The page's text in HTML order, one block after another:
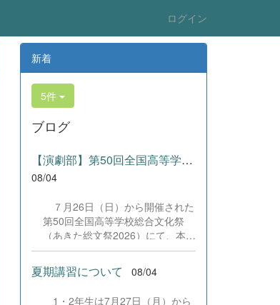
ログイン
新着
5件
ブログ
【演劇部】第50回全国高等学校総合文化祭にて受賞!
08/04
７月26日（日）から開催された
第50回全国高等学校総合文化祭
（あきた総文祭2026）にて、本校
演劇部が「優良賞」及び「舞台美
術賞」を受賞いたしました。大会
当日は、本校の部員たちもこれま
夏期講習について 08/04
1・2年生は7月27日（月）から